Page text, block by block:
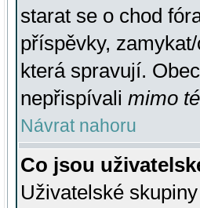
starat se o chod
příspěvky,
která spravují.
nepřispívali mimo
Návrat nahoru
Co jsou
Uživatelské